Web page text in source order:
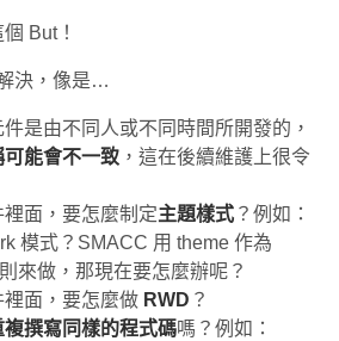
But！
決，像是…
是由不同人或不同時間所開發的，
能會不一致 ，這在後續維護上很令
面，要怎麼制定主題樣式 ？例如：
模式？SMACC 用 theme 作為
來做，那現在要怎麼辦呢？
面，要怎麼做 RWD ？
撰寫同樣的程式碼嗎？例如：